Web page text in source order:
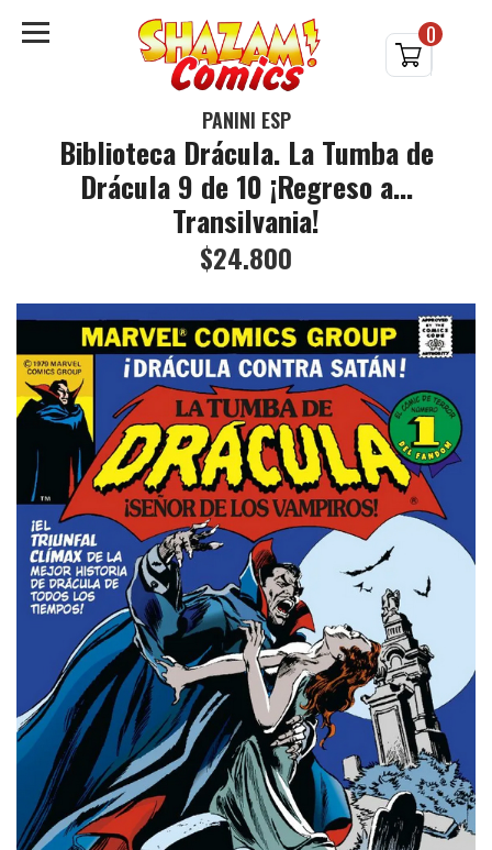
0
PANINI ESP
Biblioteca Drácula. La Tumba de
Drácula 9 de 10 ¡Regreso a...
Transilvania!
$24.800